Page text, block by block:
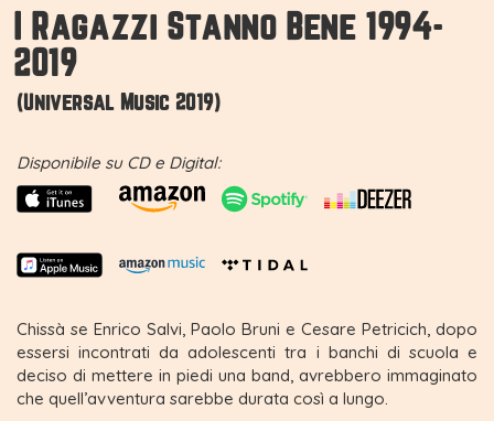
I Ragazzi Stanno Bene 1994-
2019
(Universal Music 2019)
Disponibile su CD e Digital:
Chissà se Enrico Salvi, Paolo Bruni e Cesare Petricich, dopo
essersi incontrati da adolescenti tra i banchi di scuola e
deciso di mettere in piedi una band, avrebbero immaginato
che quell’avventura sarebbe durata così a lungo.